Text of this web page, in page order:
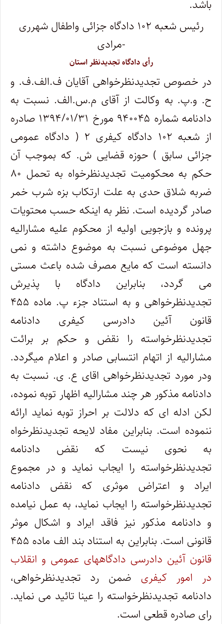
باشد.
رئیس شعبه ۱۰۲ دادگاه جزائی واطفال شهرری
-مرادی
رأی دادگاه تجدیدنظر استان
در خصوص تجدیدنظرخواهی آقایان ف.الف.ف. و
ح. و.پ. به وکالت از آقای م.س.الف. نسبت به
دادنامه شماره ۹۴۰۰۴۵ مورخ ۱۳۹۴/۰۱/۳۱ صادره
از شعبه ۱۰۲ دادگاه کیفری ۲ ( دادگاه عمومی
جزائی سابق ) حوزه قضایی ش. که بموجب آن
حکم به محکومیت تجدیدنظرخواه به تحمل ۸۰
ضربه شلاق حدی به علت ارتکاب بزه شرب خمر
صادر گردیده است. نظر به اینکه حسب محتویات
پرونده و بازجویی اولیه از محکوم علیه مشارالیه
جهل موضوعی نسبت به موضوع داشته و نمی
دانسته است که مایع مصرف شده باعث مستی
می گردد، بنابراین دادگاه با پذیرش
تجدیدنظرخواهی و به استناد جزء پ. ماده ۴۵۵
قانون آئین دادرسی کیفری دادنامه
تجدیدنظرخواسته را نقض و حکم بر برائت
مشارالیه از اتهام انتسابی صادر و اعلام میگردد.
ودر مورد تجدیدنظرخواهی اقای ع. ی. نسبت به
دادنامه مذکور هر چند مشارالیه اظهار توبه نموده،
لکن ادله ای که دلالت بر احراز توبه نماید ارائه
ننموده است. بنابراین مفاد لایحه تجدیدنظرخواه
به نحوی نیست که نقض دادنامه
تجدیدنظرخواسته را ایجاب نماید و در مجموع
ایراد و اعتراض موثری که نقض دادنامه
تجدیدنظرخواسته را ایجاب نماید، به عمل نیامده
و دادنامه مذکور نیز فاقد ایراد و اشکال موثر
قانونی است. بنابراین به استناد بند الف ماده ۴۵۵
قانون آئین دادرسی دادگاههای عمومی و انقلاب
در امور کیفری ضمن رد تجدیدنظرخواهی،
دادنامه تجدیدنظرخواسته را عینا تائید می نماید.
رای صادره قطعی است.